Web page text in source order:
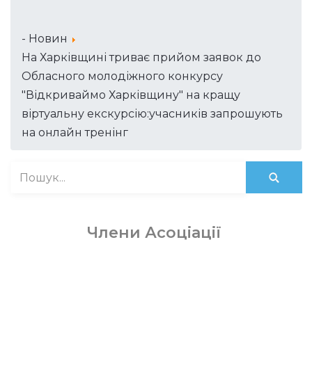
- Новин
На Харківщині триває прийом заявок до
Обласного молодіжного конкурсу
"Відкриваймо Харківщину" на кращу
віртуальну екскурсію:учасників запрошують
на онлайн тренінг
Члени Асоціації